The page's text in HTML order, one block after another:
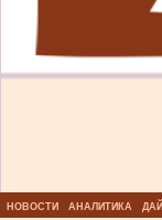
НОВОСТИ АНАЛИТИКА